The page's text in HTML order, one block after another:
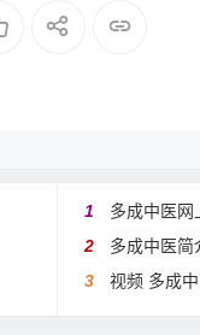
1
多成中医网
2
多成中医
3
视频 多成